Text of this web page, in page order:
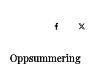
Oppsummering